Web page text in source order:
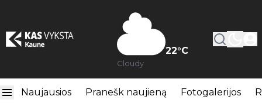
22°C
Cloudy
Naujausios Pranešk naujieną Fotogalerijos